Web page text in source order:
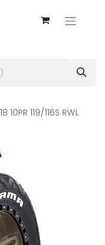
119/116S RWL